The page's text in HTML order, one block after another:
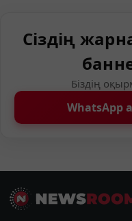
Сіздің
Біздің
WhatsApp